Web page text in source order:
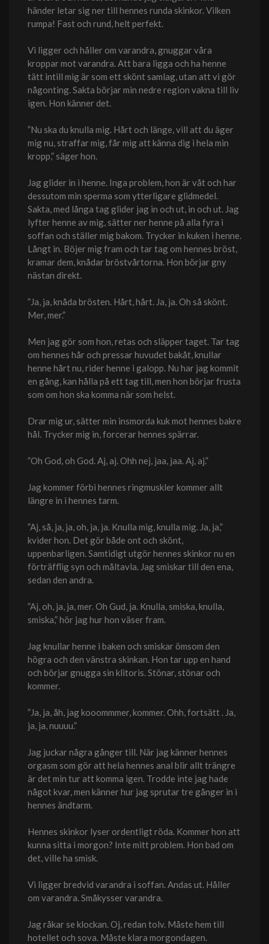
händer letar sig ner till hennes runda skinkor. Vilken
rumpa! Fast och rund, helt perfekt.
Vi ligger och håller om varandra, gnuggar våra
kroppar mot varandra. Att bara ligga och ha henne
tätt intill mig är som ett skönt samlag, utan att vi gör
någonting. Sakta börjar min nedre region vakna till liv
igen. Hon känner det.
”Nu ska du knulla mig. Hårt och länge, vill att du äger
mig nu, straffar mig, får mig att känna dig i hela min
kropp,” säger hon.
Jag glider in i henne. Inga problem, hon är våt och har
dessutom min sperma som ytterligare glidmedel.
Sakta, med långa tag glider jag in och ut, in och ut. Jag
lyfter henne av mig, sätter ner henne på alla fyra i
soffan och ställer mig bakom. Trycker in kuken i henne.
Långt in. Böjer mig fram och tar tag om hennes bröst,
kramar dem, knådar bröstvårtorna. Hon börjar gny
nästan direkt.
”Ja, ja, knåda brösten. Hårt, hårt. Ja, ja. Oh så skönt.
Mer, mer.”
Men jag gör som hon, retas och släpper taget. Tar tag
om hennes hår och pressar huvudet bakåt, knullar
henne hårt nu, rider henne i galopp. Nu har jag kommit
en gång, kan hålla på ett tag till, men hon börjar frusta
som om hon ska komma när som helst.
Drar mig ur, sätter min insmorda kuk mot hennes bakre
hål. Trycker mig in, forcerar hennes spärrar.
”Oh God, oh God. Aj, aj. Ohh nej, jaa, jaa. Aj, aj.”
Jag kommer förbi hennes ringmuskler kommer allt
längre in i hennes tarm.
”Aj, så, ja, ja, oh, ja, ja. Knulla mig, knulla mig. Ja, ja,”
kvider hon. Det gör både ont och skönt,
uppenbarligen. Samtidigt utgör hennes skinkor nu en
förträfflig syn och måltavla. Jag smiskar till den ena,
sedan den andra.
”Aj, oh, ja, ja, mer. Oh Gud, ja. Knulla, smiska, knulla,
smiska,” hör jag hur hon väser fram.
Jag knullar henne i baken och smiskar ömsom den
högra och den vänstra skinkan. Hon tar upp en hand
och börjar gnugga sin klitoris. Stönar, stönar och
kommer.
”Ja, ja, åh, jag kooommmer, kommer. Ohh, fortsätt . Ja,
ja, ja, nuuuu.”
Jag juckar några gånger till. När jag känner hennes
orgasm som gör att hela hennes anal blir allt trängre
är det min tur att komma igen. Trodde inte jag hade
något kvar, men känner hur jag sprutar tre gånger in i
hennes ändtarm.
Hennes skinkor lyser ordentligt röda. Kommer hon att
kunna sitta i morgon? Inte mitt problem. Hon bad om
det, ville ha smisk.
Vi ligger bredvid varandra i soffan. Andas ut. Håller
om varandra. Småkysser varandra.
Jag råkar se klockan. Oj, redan tolv. Måste hem till
hotellet och sova. Måste klara morgondagen.